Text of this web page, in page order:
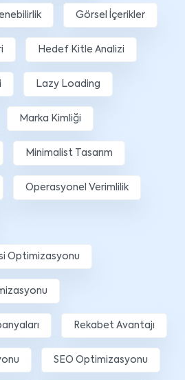
Görsel İçerikler
Hedef Kitle Analizi
Lazy Loading
Marka Kimliği
Minimalist Tasarım
Operasyonel Verimlilik
Optimizasyonu
Rekabet Avantajı
SEO Optimizasyonu